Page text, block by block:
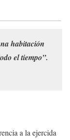
habitación
el tiempo”.
a la ejercida